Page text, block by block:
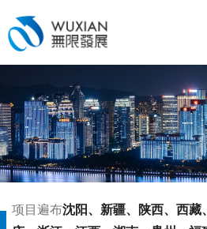
项目遍布沈阳、新疆、陕西、西藏